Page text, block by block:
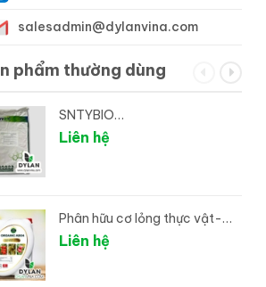
salesadmin@dylanvina.com
phẩm thường dùng
SNTYBIO
Rhodopseudomonas palustris
- Vi sinh xử lý đáy ao
Liên hệ
Phân hữu cơ lỏng thực vật-
Can hữu cơ 04
Liên hệ